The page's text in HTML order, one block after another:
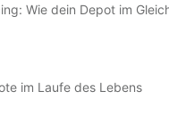
Wie dein Depot im
im Laufe des Lebens